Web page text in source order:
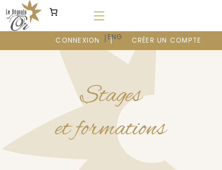
au
contenu
FR | ENG
CONNEXION CRÉER UN COMPTE
Stages
et formations